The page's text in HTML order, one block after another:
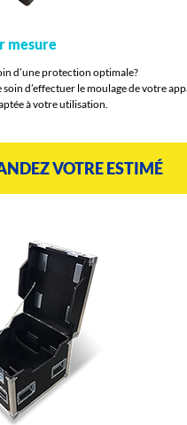
mesure
d’une protection optimale?
soin d’effectuer le moulage de votre
à votre utilisation.
VOTRE ESTIMÉ